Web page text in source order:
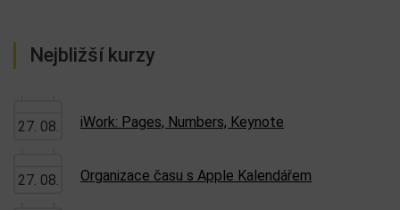
Nejbližší kurzy
27. 08. iWork: Pages, Numbers, Keynote
27. 08. Organizace času s Apple Kalendářem